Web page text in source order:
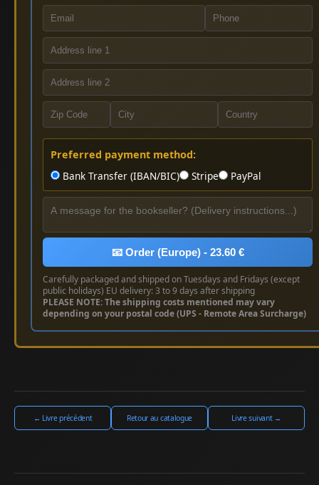
Preferred payment method:
Bank Transfer (IBAN/BIC)
Stripe PayPal
📧 Order (Europe) - 23.60 €
Carefully packaged and shipped on Tuesdays and Fridays (except
public holidays) EU delivery: 3 to 9 days after shipping
PLEASE NOTE: The shipping costs mentioned may vary
depending on your postal code (UPS - Remote Area Surcharge)
← Livre précédent Retour au catalogue Livre suivant →